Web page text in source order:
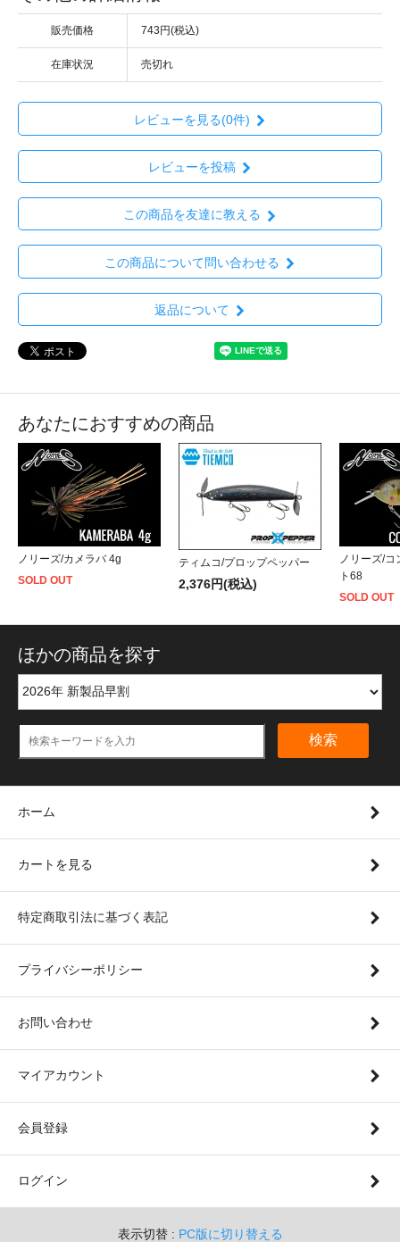
販売価格 743円(税込)
在庫状況 売切れ
レビューを見る(0件)
レビューを投稿
この商品を友達に教える
この商品について問い合わせる
返品について
あなたにおすすめの商品
ノリーズ/カメラバ 4g
SOLD OUT
ティムコ/プロップペッパー
2,376円(税込)
ノリーズ/コ
ト68
SOLD OUT
ほかの商品を探す
検索
ホーム
カートを見る
特定商取引法に基づく表記
プライバシーポリシー
お問い合わせ
マイアカウント
会員登録
ログイン
表示切替 : PC版に切り替える